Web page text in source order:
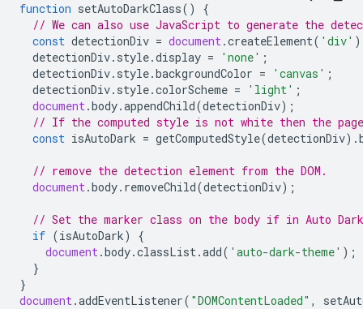
function setAutoDarkClass()
{
// We can also use JavaScript to generate the
const detectionDiv = document.createElement( 'div'
detectionDiv. style.display = 'none' ;
detectionDiv. style.backgroundColor = 'canvas' ;
detectionDiv. style.colorScheme = 'light' ;
document.body.appendChild(detectionDiv);
// If the computed style is not white then the
const isAutoDark = getComputedStyle(detectionDiv).
// remove the detection element from the DOM.
document.body. removeChild(detectionDiv);
// Set the marker class on the body if in Auto Dark
if (isAutoDark)
{
document.body.classList.add( 'auto-dark-theme' );
}
}
document.addEventListener( "DOMContentLoaded" ,